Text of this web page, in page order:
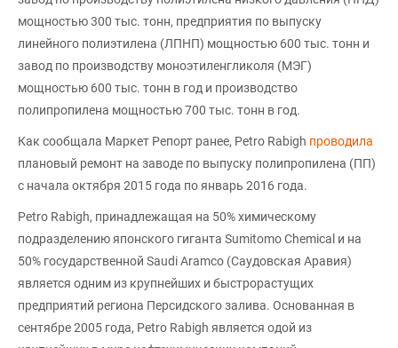
мощностью 300 тыс. тонн, предприятия по выпуску
линейного полиэтилена (ЛПНП) мощностью 600 тыс. тонн и
завод по производству моноэтиленгликоля (МЭГ)
мощностью 600 тыс. тонн в год и производство
полипропилена мощностью 700 тыс. тонн в год.
Как сообщала Маркет Репорт ранее, Petro Rabigh проводила
плановый ремонт на заводе по выпуску полипропилена (ПП)
с начала октября 2015 года по январь 2016 года.
Petro Rabigh, принадлежащая на 50% химическому
подразделению японского гиганта Sumitomo Chemical и на
50% государственной Saudi Aramco (Саудовская Аравия)
является одним из крупнейших и быстрорастущих
предприятий региона Персидского залива. Основанная в
сентябре 2005 года, Petro Rabigh является одой из